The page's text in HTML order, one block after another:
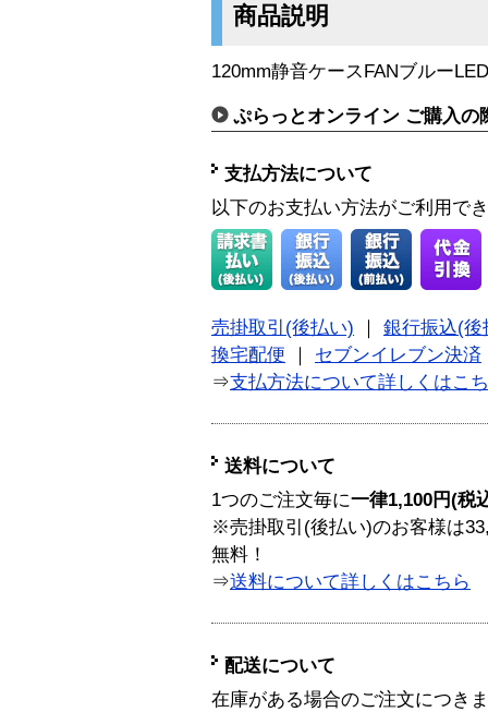
商品説明
120mm静音ケースFANブルーLED
ぷらっとオンライン ご購入の
支払方法について
以下のお支払い方法がご利用で
売掛取引(後払い)
銀行振込(後
換宅配便
セブンイレブン決済
⇒支払方法について詳しくはこ
送料について
1つのご注文毎に一律1,100円(税
※売掛取引(後払い)のお客様は
無料！
⇒送料について詳しくはこちら
配送について
在庫がある場合のご注文につき